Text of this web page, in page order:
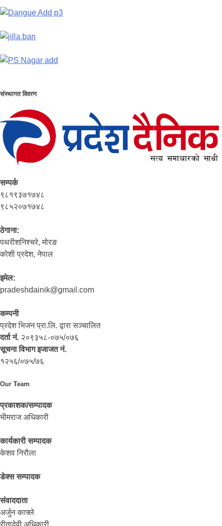
संस्थागत विवरण
सम्पर्क
९८१९३७१७४८
९८५२०७१७४८
ठेगाना:
पथरीशनिश्‍चरे, मोरङ
कोशी प्रदेश, नेपाल
इमेल:
pradeshdainik@gmail.com
कम्पनी
प्रदेश भिजन प्रा.लि. द्वारा सञ्‍चालित
दर्ता नं. २०९३५८-०७५/०७६
सूचना विभाग इजाजत नं.
१२५६/०७५/७६
Our Team
प्रकाशक/सम्पादक
भीमराज अधिकारी
कार्यकारी सम्पादक
केशव निरौला
डेक्स सम्पादक
संवाददाता
अर्जुन काफ्ले
रीतादेवी अधिकारी